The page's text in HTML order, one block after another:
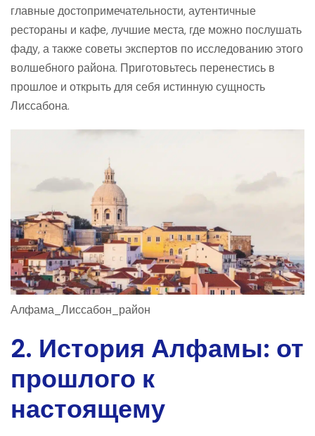
главные достопримечательности, аутентичные
рестораны и кафе, лучшие места, где можно послушать
фаду, а также советы экспертов по исследованию этого
волшебного района. Приготовьтесь перенестись в
прошлое и открыть для себя истинную сущность
Лиссабона.
Алфама_Лиссабон_район
2. История Алфамы: от
прошлого к
настоящему